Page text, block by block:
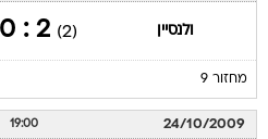
ולנסיין (2)
2 : 0
מחזור 9
24/10/2009
19:00